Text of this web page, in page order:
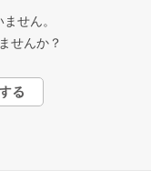
せん。
せんか？